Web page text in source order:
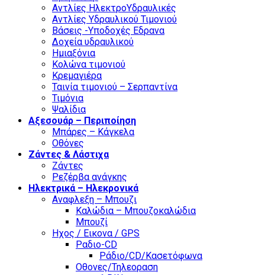
Αντλίες ΗλεκτροΥδραυλικές
Αντλίες Υδραυλικού Τιμονιού
Βάσεις -Υποδοχές Εδρανα
Δοχεία υδραυλικού
Ημιαξόνια
Κολώνα τιμονιού
Κρεμαγιέρα
Ταινία τιμονιού – Σερπαντίνα
Τιμόνια
Ψαλίδια
Αξεσουάρ – Περιποίηση
Μπάρες – Κάγκελα
Οθόνες
Ζάντες & Λάστιχα
Ζάντες
Ρεζέρβα ανάγκης
Ηλεκτρικά – Ηλεκρονικά
Αναφλεξη – Μπουζι
Καλώδια – Μπουζοκαλώδια
Μπουζί
Ηχος / Εικονα / GPS
Ραδιο-CD
Ράδιο/CD/Κασετόφωνα
Οθονες/Τηλεοραση